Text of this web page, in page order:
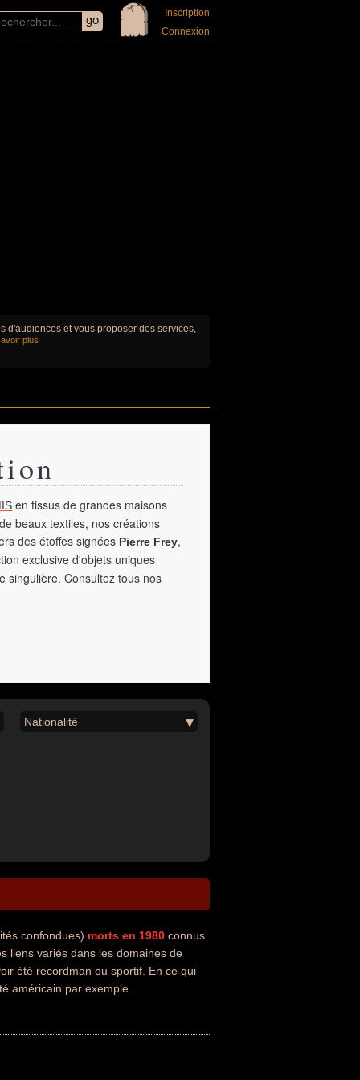
Inscription
Connexion
d'audiences et vous proposer des services,
plus
en tissus de grandes maisons
beaux textiles, nos créations
des étoffes signées Pierre Frey,
exclusive d'objets uniques
singulière. Consultez tous nos
Nationalité
confondues) morts en 1980 connus
liens variés dans les domaines de
été recordman ou sportif. En ce qui
américain par exemple.